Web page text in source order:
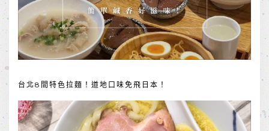
台北8間特色拉麵！道地口味免飛日本！